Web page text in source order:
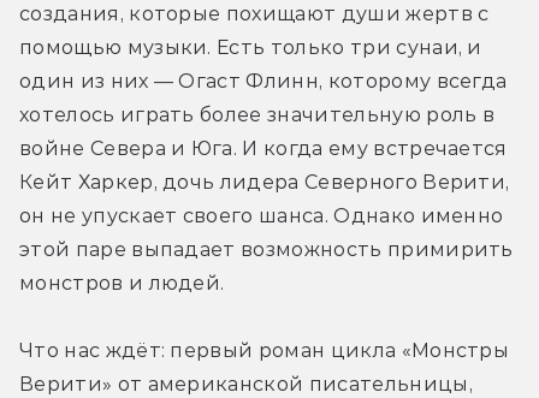
создания, которые похищают души жертв с
помощью музыки. Есть только три сунаи, и
один из них — Огаст Флинн, которому всегда
хотелось играть более значительную роль в
войне Севера и Юга. И когда ему встречается
Кейт Харкер, дочь лидера Северного Верити,
он не упускает своего шанса. Однако именно
этой паре выпадает возможность примирить
монстров и людей.
Что нас ждёт: первый роман цикла «Монстры
Верити» от американской писательницы,